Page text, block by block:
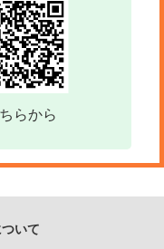
らから
いて